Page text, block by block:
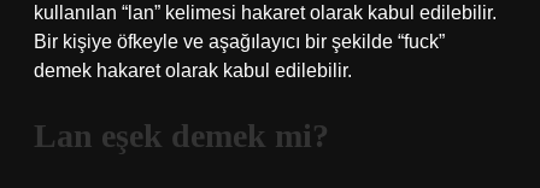
kullanılan “lan” kelimesi hakaret olarak kabul edilebilir.
Bir kişiye öfkeyle ve aşağılayıcı bir şekilde “fuck”
demek hakaret olarak kabul edilebilir.
Lan eşek demek mi?